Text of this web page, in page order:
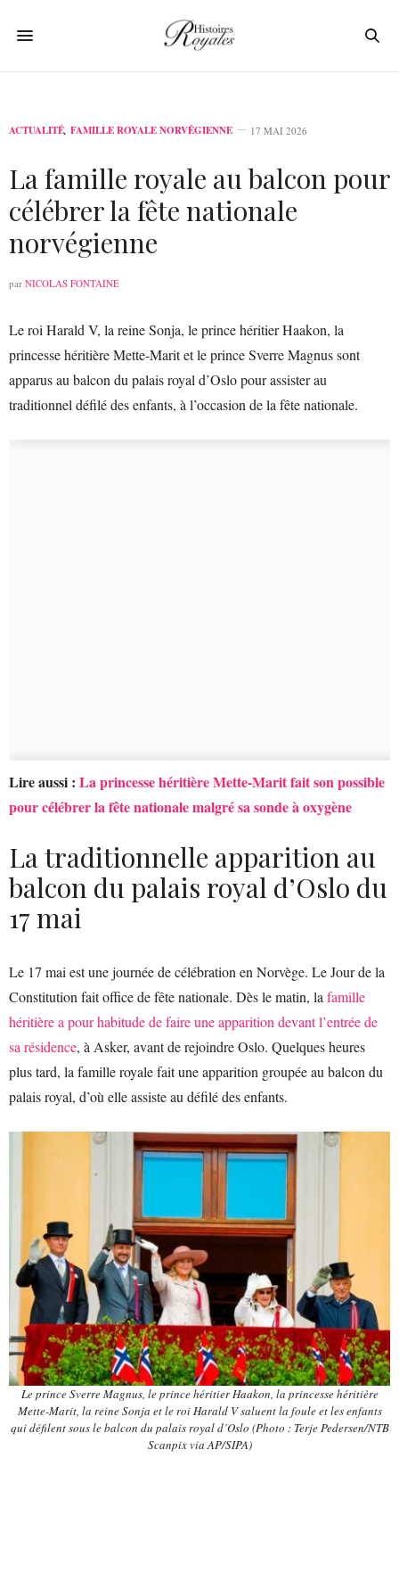
ACTUALITÉ, FAMILLE ROYALE NORVÉGIENNE 17 MAI 2026
La famille royale au balcon pour
célébrer la fête nationale
norvégienne
par NICOLAS FONTAINE
Le roi Harald V, la reine Sonja, le prince héritier Haakon, la
princesse héritière Mette-Marit et le prince Sverre Magnus sont
apparus au balcon du palais royal d’Oslo pour assister au
traditionnel défilé des enfants, à l’occasion de la fête nationale.
Lire aussi : La princesse héritière Mette-Marit fait son possible
pour célébrer la fête nationale malgré sa sonde à oxygène
La traditionnelle apparition au
balcon du palais royal d’Oslo du
17 mai
Le 17 mai est une journée de célébration en Norvège. Le Jour de la
Constitution fait office de fête nationale. Dès le matin, la famille
héritière a pour habitude de faire une apparition devant l’entrée de
sa résidence, à Asker, avant de rejoindre Oslo. Quelques heures
plus tard, la famille royale fait une apparition groupée au balcon du
palais royal, d’où elle assiste au défilé des enfants.
Le prince Sverre Magnus, le prince héritier Haakon, la princesse héritière
Mette-Marit, la reine Sonja et le roi Harald V saluent la foule et les enfants
qui défilent sous le balcon du palais royal d’Oslo (Photo : Terje Pedersen/NTB
Scanpix via AP/SIPA)